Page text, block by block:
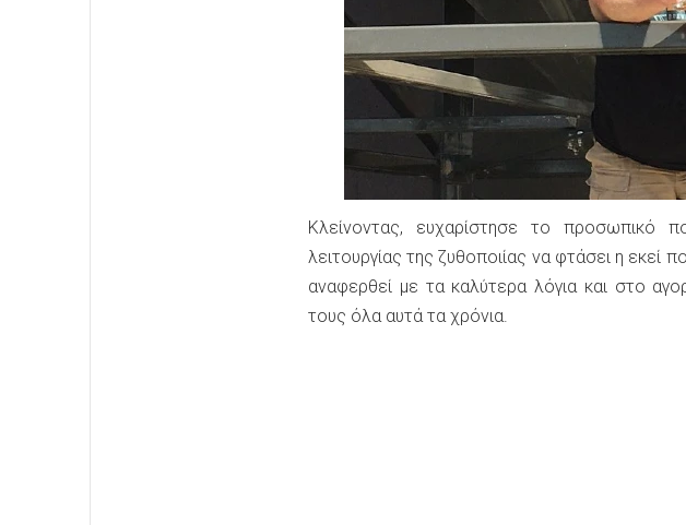
Κλείνοντας, ευχαρίστησε το προσωπικό
λειτουργίας της ζυθοποιίας να φτάσει η
αναφερθεί με τα καλύτερα λόγια και στο
τους όλα αυτά τα χρόνια.